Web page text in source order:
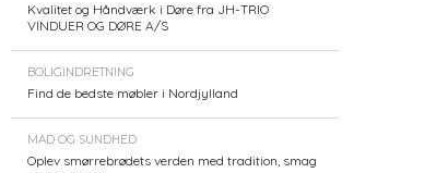
Kvalitet og Håndværk i Døre fra JH-TRIO
VINDUER OG DØRE A/S
BOLIGINDRETNING
Find de bedste møbler i Nordjylland
MAD OG SUNDHED
Oplev smørrebrødets verden med tradition, smag